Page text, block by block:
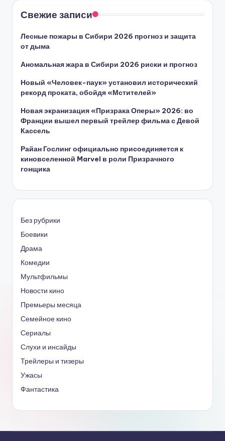
Свежие записи
Лесные пожары в Сибири 2026 прогноз и защита
от дыма
Аномальная жара в Сибири 2026 риски и прогноз
Новый «Человек-паук» установил исторический
рекорд проката, обойдя «Мстителей»
Новая экранизация «Призрака Оперы» 2026: во
Франции вышел первый трейлер фильма с Девой
Кассель
Райан Гослинг официально присоединяется к
киновселенной Marvel в роли Призрачного
гонщика
Без рубрики
Боевики
Драма
Комедии
Мультфильмы
Новости кино
Премьеры месяца
Семейное кино
Сериалы
Слухи и инсайды
Трейлеры и тизеры
Ужасы
Фантастика